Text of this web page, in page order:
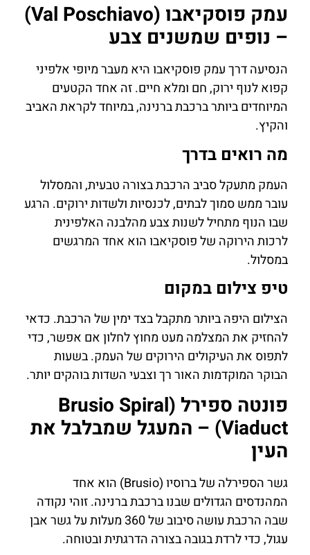
עמק פוסקיאבו (Val Poschiavo)
– נופים שמשנים צבע
הנסיעה דרך עמק פוסקיאבו היא מעבר מיופי אלפיני
קפוא לנוף ירוק, חם ומלא חיים. זה אחד הקטעים
המיוחדים ביותר ברכבת ברנינה, במיוחד לקראת האביב
והקיץ.
מה רואים בדרך
העמק מתעקל סביב הרכבת בצורה טבעית, והמסלול
עובר ממש סמוך לבתים, לכנסיות ולשדות ירוקים. הרגע
שבו הנוף מתחיל לשנות צבע מהלבנה האלפינית
לרכות הירוקה של פוסקיאבו הוא אחד המרגשים
במסלול.
טיפ צילום במקום
הצילום היפה ביותר מתקבל בצד ימין של הרכבת. כדאי
להחזיק את המצלמה מעט מחוץ לחלון אם אפשר, כדי
לתפוס את העיקולים הירוקים של העמק. בשעות
הבוקר המוקדמות האור רך וצבעי השדות בוהקים יותר.
פונטה ספירל (Brusio Spiral
Viaduct) – המעגל שמבלבל את
העין
גשר הספירלה של ברוסיו (Brusio) הוא אחד
המהנדסים הגדולים שבנו ברכבת ברנינה. זוהי נקודה
שבה הרכבת עושה סיבוב של 360 מעלות על גשר אבן
עגול, כדי לרדת בגובה בצורה הדרגתית ובטוחה.